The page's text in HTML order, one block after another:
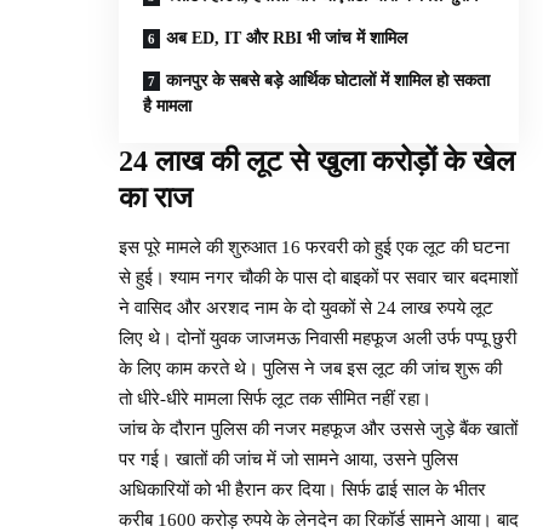
अब ED, IT और RBI भी जांच में शामिल
कानपुर के सबसे बड़े आर्थिक घोटालों में शामिल हो सकता
है मामला
24 लाख की लूट से खुला करोड़ों के खेल
का राज
इस पूरे मामले की शुरुआत 16 फरवरी को हुई एक लूट की घटना
से हुई। श्याम नगर चौकी के पास दो बाइकों पर सवार चार बदमाशों
ने वासिद और अरशद नाम के दो युवकों से 24 लाख रुपये लूट
लिए थे। दोनों युवक जाजमऊ निवासी महफूज अली उर्फ पप्पू छुरी
के लिए काम करते थे। पुलिस ने जब इस लूट की जांच शुरू की
तो धीरे-धीरे मामला सिर्फ लूट तक सीमित नहीं रहा।
जांच के दौरान पुलिस की नजर महफूज और उससे जुड़े बैंक खातों
पर गई। खातों की जांच में जो सामने आया, उसने पुलिस
अधिकारियों को भी हैरान कर दिया। सिर्फ ढाई साल के भीतर
करीब 1600 करोड़ रुपये के लेनदेन का रिकॉर्ड सामने आया। बाद